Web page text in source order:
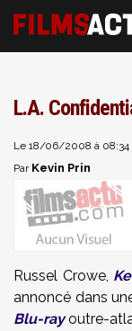
L.A.
Le 18/06/2008 à 08:34
Par Kevin Prin
Russel Crowe,
annoncé dans
Blu-rayoutre-